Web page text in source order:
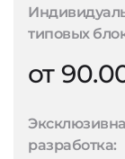
типовых
от
разработка: